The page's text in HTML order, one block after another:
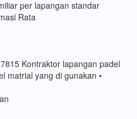
per lapangan standar
Rata
Kontraktor lapangan padel
matrial yang di gunakan •